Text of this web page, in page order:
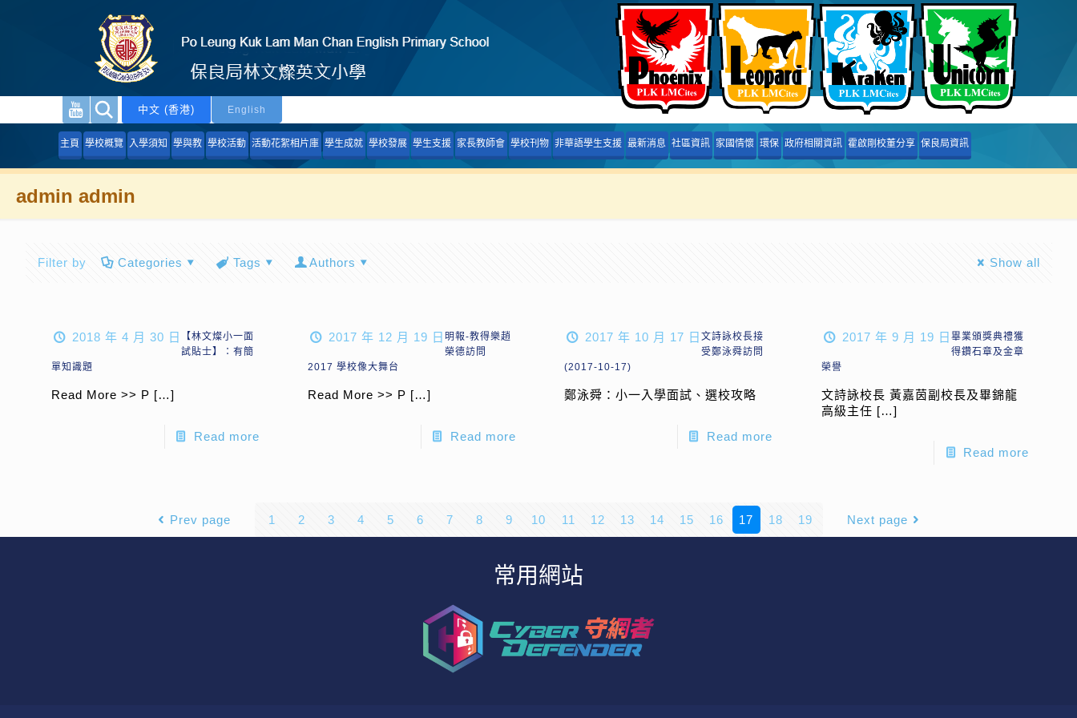
中文 (香港) English
主頁 學校概覽 入學須知 學與教 學校活動 活動花絮相片庫 學生成就 學校發展 學生支援 家長教師會 學校刊物 非華語學生支援 最新消息 社區資訊 家國情懷 環保 政府相關資訊 霍啟剛校董分享 保良局資訊
admin admin
Filter by Categories Tags Authors Show all
2018 年 4 月 30 日
【林文燦小一面
試貼士】：有簡
單知識題
Read More >> P […]
Read more
2017 年 12 月 19 日 明報-教得樂趙
榮德訪問
2017 學校像大舞台
Read More >> P […]
Read more
2017 年 10 月 17 日文詩詠校長接
受鄭泳舜訪問
(2017-10-17)
鄭泳舜：小一入學面試、選校攻略
Read more
2017 年 9 月 19 日 畢業頒獎典禮獲
得鑽石章及金章
榮譽
文詩詠校長 黃嘉茵副校長及畢錦龍
高級主任 […]
Read more
Prev page 1 2 3 4 5 6 7 8 9 10 11 12 13 14 15 16 17 18 19 Next page
常用網站